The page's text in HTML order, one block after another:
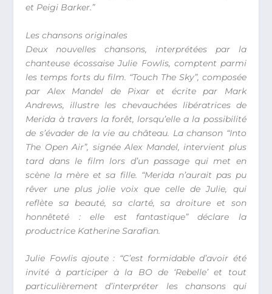
et Peigi Barker.”
Les chansons originales
Deux nouvelles chansons, interprétées par la
chanteuse écossaise Julie Fowlis, comptent parmi
les temps forts du film. “Touch The Sky”, composée
par Alex Mandel de Pixar et écrite par Mark
Andrews, illustre les chevauchées libératrices de
Merida à travers la forêt, lorsqu’elle a la possibilité
de s’évader de la vie au château. La chanson “Into
The Open Air”, signée Alex Mandel, intervient plus
tard dans le film lors d’un passage qui met en
scène la mère et sa fille. “Merida n’aurait pas pu
rêver une plus jolie voix que celle de Julie, qui
reflète sa beauté, sa clarté, sa droiture et son
honnêteté : elle est fantastique” déclare la
productrice Katherine Sarafian.
Julie Fowlis ajoute : “C’est formidable d’avoir été
invité à participer à la BO de ‘Rebelle’ et tout
particulièrement d’interpréter les chansons qui